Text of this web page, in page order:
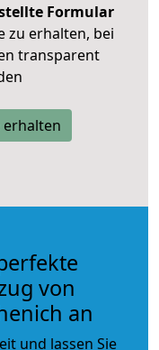
Formular
zu erhalten, bei
transparent
erhalten
von
an
und lassen Sie